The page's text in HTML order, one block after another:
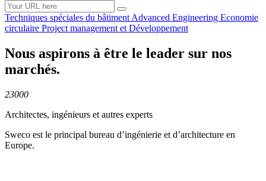
Techniques spéciales du bâtiment Advanced Engineering Economie
circulaire Project management et Développement
Nous aspirons à être le leader sur nos
marchés.
23000
Architectes, ingénieurs et autres experts
Sweco est le principal bureau d’ingénierie et d’architecture en
Europe.